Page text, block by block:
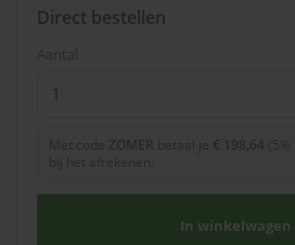
Direct bestellen
Met code ZOMER betaal je € 198,64 (5%
bij het afrekenen.
In winkelwagen